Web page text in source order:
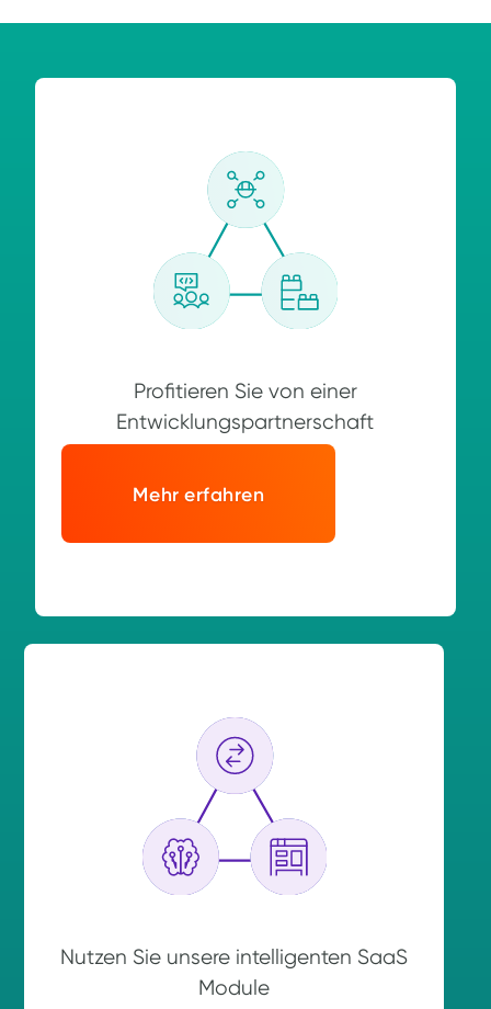
Profitieren Sie von einer
Entwicklungspartnerschaft
Mehr erfahren
Nutzen Sie unsere intelligenten SaaS
Module